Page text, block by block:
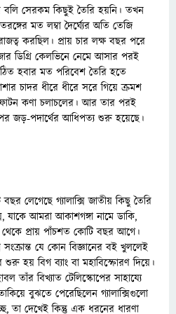
বলি সেরকম কিছুই তৈরি হয়নি। তখন
মত লম্বা দৈর্ঘ্যের অতি তেজি
করছিল। প্রায় চার লক্ষ বছর পরে
ডিগ্রি কেলভিনে নেমে আসার পরই
হবার মত পরিবেশ তৈরি হতে
চাদর ধীরে ধীরে সরে গিয়ে ক্রমশ
কণা চলাচলের। আর তার পরই
জড়-পদার্থের আধিপত্য শুরু হয়েছে।
লেগেছে গ্যালাক্সি জাতীয় কিছু তৈরি
যাকে আমরা আকাশগঙ্গা নামে ডাকি,
থেকে প্রায় পাঁচশত কোটি বছর আগে।
সংক্রান্ত যে কোন বিজ্ঞানের বই খুললেই
হয় বিগ ব্যাং বা মহাবিস্ফোরণ দিয়ে।
তাঁর বিখ্যাত টেলিস্কোপের সাহায্যে
বুঝতে পেরেছিলেন গ্যালাক্সিগুলো
তা দেখেই কিন্তু এক ধরনের ধারণা